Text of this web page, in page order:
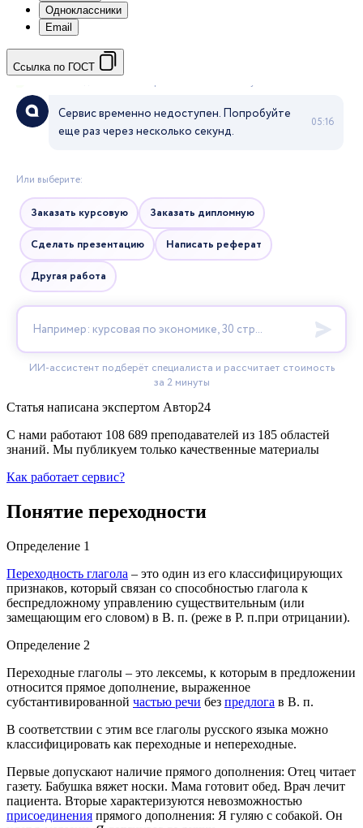
Одноклассники
Email
Ссылка по ГОСТ
Статья написана экспертом Автор24
С нами работают 108 689 преподавателей из 185 областей
знаний. Мы публикуем только качественные материалы
Как работает сервис?
Понятие переходности
Определение 1
Переходность глагола – это один из его классифицирующих
признаков, который связан со способностью глагола к
беспредложному управлению существительным (или
замещающим его словом) в В. п. (реже в Р. п.при отрицании).
Определение 2
Переходные глаголы – это лексемы, к которым в предложении
относится прямое дополнение, выраженное
субстантивированной частью речи без предлога в В. п.
В соответствии с этим все глаголы русского языка можно
классифицировать как переходные и непереходные.
Первые допускают наличие прямого дополнения: Отец читает
газету. Бабушка вяжет носки. Мама готовит обед. Врач лечит
пациента. Вторые характеризуются невозможностью
присоединения прямого дополнения: Я гуляю с собакой. Он